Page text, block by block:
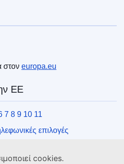
cookies.
στον europa.eu
ΕΕ
7 8 9 10 11
επιλογές
τα κέντρα της ΕΕ